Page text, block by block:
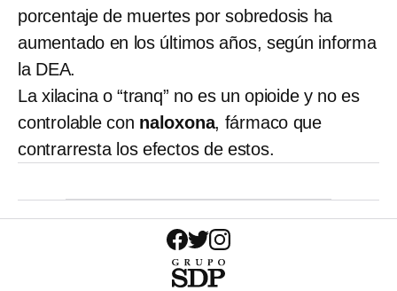
porcentaje de muertes por sobredosis ha
aumentado en los últimos años, según informa
la DEA.
La xilacina o “tranq” no es un opioide y no es
controlable con naloxona, fármaco que
contrarresta los efectos de estos.